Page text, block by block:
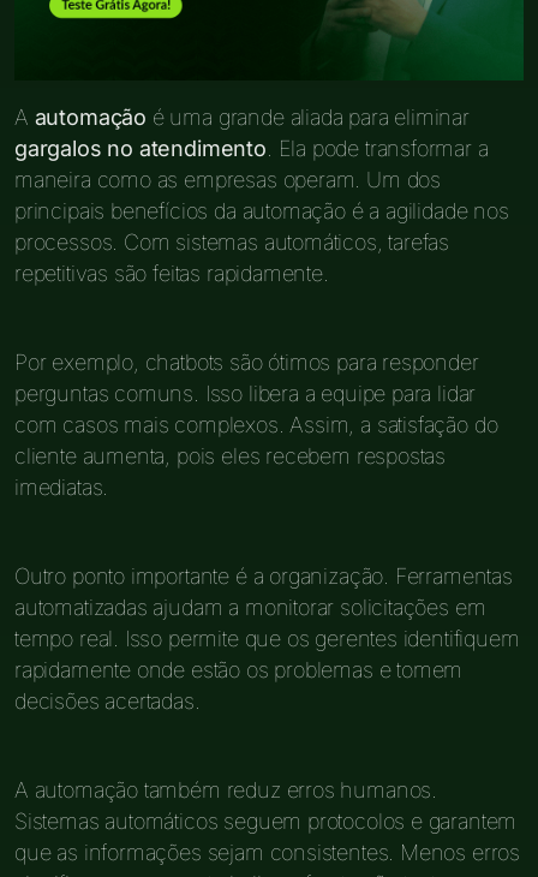
A automação é uma grande aliada para eliminar
gargalos no atendimento . Ela pode transformar a
maneira como as empresas operam. Um dos
principais benefícios da automação é a agilidade nos
processos. Com sistemas automáticos, tarefas
repetitivas são feitas rapidamente.
Por exemplo, chatbots são ótimos para responder
perguntas comuns. Isso libera a equipe para lidar
com casos mais complexos. Assim, a satisfação do
cliente aumenta, pois eles recebem respostas
imediatas.
Outro ponto importante é a organização. Ferramentas
automatizadas ajudam a monitorar solicitações em
tempo real. Isso permite que os gerentes identifiquem
rapidamente onde estão os problemas e tomem
decisões acertadas.
A automação também reduz erros humanos.
Sistemas automáticos seguem protocolos e garantem
que as informações sejam consistentes. Menos erros